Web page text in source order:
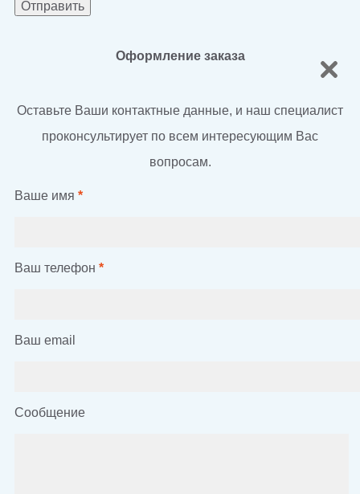
Оформление заказа
Оставьте Ваши контактные данные, и наш специалист
проконсультирует по всем интересующим Вас
вопросам.
Ваше имя *
Ваш телефон *
Ваш email
Сообщение